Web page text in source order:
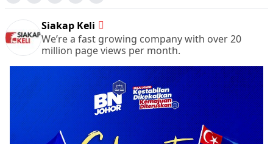
Siakap Keli
We’re a fast growing company with over 20
million page views per month.